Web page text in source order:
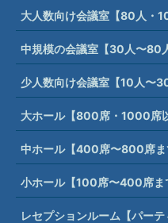
大人数向け会議室【80人・
中規模の会議室【30人〜80
少人数向け会議室【10人〜
大ホール【800席・1000席
中ホール【400席〜800席ま
小ホール【100席〜400席ま
レセプションルーム【パー